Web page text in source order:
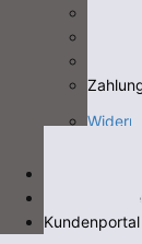
Widerruf
Kontakt/
Videos/
Kundenportal